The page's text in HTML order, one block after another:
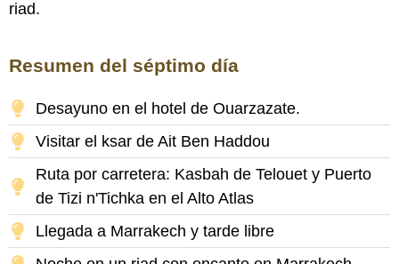
riad.
Resumen del séptimo día
Desayuno en el hotel de Ouarzazate.
Visitar el ksar de Ait Ben Haddou
Ruta por carretera: Kasbah de Telouet y Puerto
de Tizi n'Tichka en el Alto Atlas
Llegada a Marrakech y tarde libre